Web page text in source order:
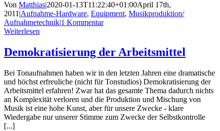
Von Matthias2020-01-13T11:22:40+01:00April 17th,
2011 Aufnahme-Hardware, Equipment, Musikproduktion/
Aufnahmetechnik 1 Kommentar
Weiterlesen
Demokratisierung der Arbeitsmittel
Bei Tonaufnahmen haben wir in den letzten Jahren eine dramatische
und höchst erfreuliche (nicht für Tonstudios) Demokratisierung der
Arbeitsmittel erfahren! Zwar hat das gesamte Thema dadurch nichts
an Komplexität verloren und die Produktion und Mischung von
Musik ist eine hohe Kunst, aber für unsere Zwecke - klare
Wiedergabe nur unserer Stimme zum Zwecke der Selbstkontrolle
[...]